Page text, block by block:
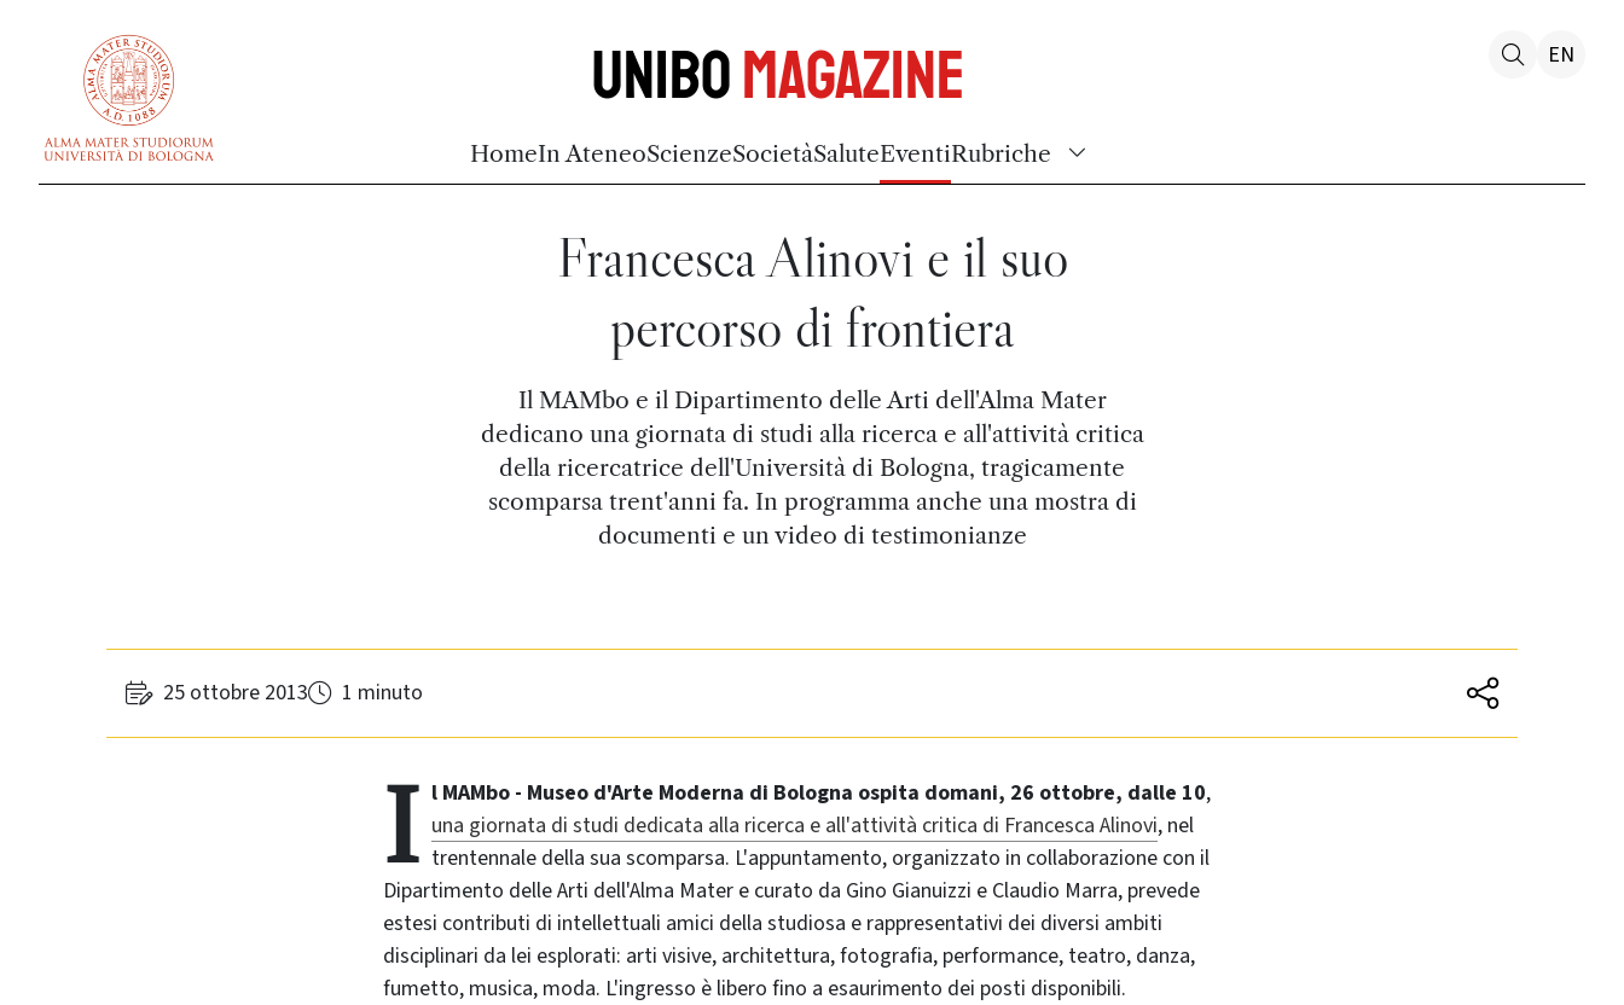
UniboMagazine
HomeIn AteneoScienzeSocietàSaluteEventiRubriche
EN
Francesca Alinovi e il suo
percorso di frontiera
Il MAMbo e il Dipartimento delle Arti dell'Alma Mater
dedicano una giornata di studi alla ricerca e all'attività critica
della ricercatrice dell'Università di Bologna, tragicamente
scomparsa trent'anni fa. In programma anche una mostra di
documenti e un video di testimonianze
25 ottobre 2013 1 minuto
I l MAMbo - Museo d'Arte Moderna di Bologna ospita domani, 26 ottobre, dalle 10,
una giornata di studi dedicata alla ricerca e all'attività critica di Francesca Alinovi, nel
trentennale della sua scomparsa. L'appuntamento, organizzato in collaborazione con il
Dipartimento delle Arti dell'Alma Mater e curato da Gino Gianuizzi e Claudio Marra, prevede
estesi contributi di intellettuali amici della studiosa e rappresentativi dei diversi ambiti
disciplinari da lei esplorati: arti visive, architettura, fotografia, performance, teatro, danza,
fumetto, musica, moda. L'ingresso è libero fino a esaurimento dei posti disponibili.